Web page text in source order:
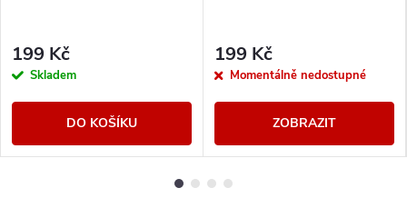
199 Kč
Skladem
DO KOŠÍKU
199 Kč
Momentálně nedostupné
ZOBRAZIT